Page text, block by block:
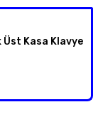
Kasa Klavye